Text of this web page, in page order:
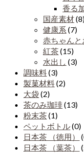
香る
国産素材
健康系 (7)
赤ちゃん
紅茶(15)
水出し (3)
調味料(3)
製菓材料(2)
大袋 (2)
茶のみ珈琲(13)
粉末茶(1)
ペットボトル(0)
日本茶 （徳用）
日本茶 （葉茶）